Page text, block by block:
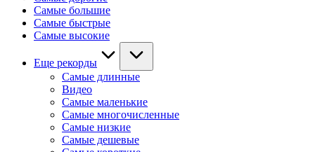
Самые большие
Самые быстрые
Самые высокие
Еще рекорды
Самые длинные
Видео
Самые маленькие
Самые многочисленные
Самые низкие
Самые дешевые